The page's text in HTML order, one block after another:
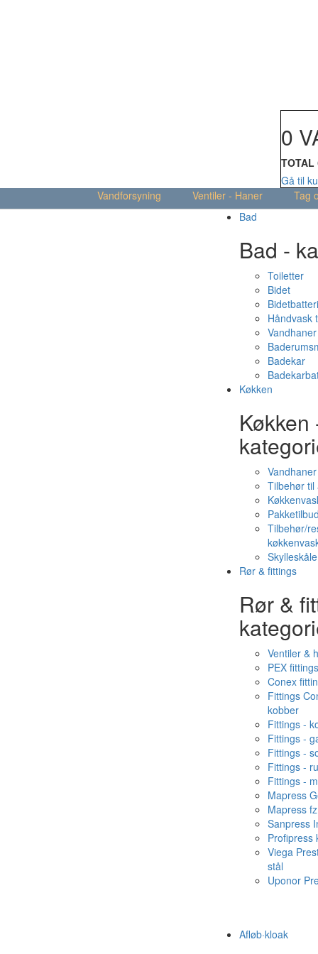
0
TOTAL
Gå til
Vandforsyning
Ventiler - Haner Tag
Bad
Bad -
Toiletter
Bidet
Håndvask
Badekar
Køkken
Køkken
Vandhaner
Tilbehør
Tilbehør/
Rør & fittings
Rør &
Ventiler &
PEX fittings
Conex
Fittings
kobber
Fittings -
Fittings -
Fittings -
Fittings -
Fittings -
Mapress
Mapress fz
Sanpress
Profipress
Viega
stål
Uponor
Afløb·kloak